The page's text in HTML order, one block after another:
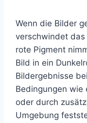
Wenn die Bilder
verschwindet
rote Pigment
Bild in ein
Bildergebnisse
Bedingungen wie
oder durch
Umgebung